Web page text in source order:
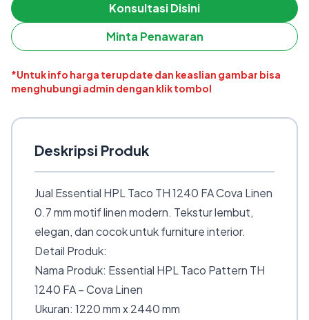
Konsultasi Disini
Minta Penawaran
*Untuk info harga terupdate dan keaslian gambar bisa
menghubungi admin dengan klik tombol
Deskripsi Produk
Jual Essential HPL Taco TH 1240 FA Cova Linen
0.7 mm motif linen modern. Tekstur lembut,
elegan, dan cocok untuk furniture interior.
Detail Produk:
Nama Produk: Essential HPL Taco Pattern TH
1240 FA – Cova Linen
Ukuran: 1220 mm x 2440 mm